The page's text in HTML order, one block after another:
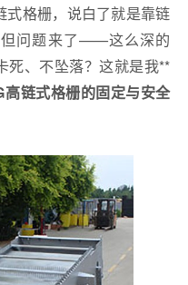
式格栅，说白了就是靠链
问题来了——这么深的
死、不坠落？这就是我**
链式格栅的固定与安全